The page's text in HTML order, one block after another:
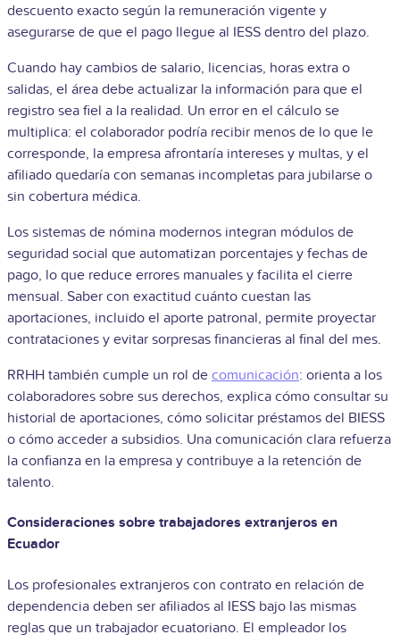
descuento exacto según la remuneración vigente y
asegurarse de que el pago llegue al IESS dentro del plazo.
Cuando hay cambios de salario, licencias, horas extra o
salidas, el área debe actualizar la información para que el
registro sea fiel a la realidad. Un error en el cálculo se
multiplica: el colaborador podría recibir menos de lo que le
corresponde, la empresa afrontaría intereses y multas, y el
afiliado quedaría con semanas incompletas para jubilarse o
sin cobertura médica.
Los sistemas de nómina modernos integran módulos de
seguridad social que automatizan porcentajes y fechas de
pago, lo que reduce errores manuales y facilita el cierre
mensual. Saber con exactitud cuánto cuestan las
aportaciones, incluido el aporte patronal, permite proyectar
contrataciones y evitar sorpresas financieras al final del mes.
RRHH también cumple un rol de comunicación: orienta a los
colaboradores sobre sus derechos, explica cómo consultar su
historial de aportaciones, cómo solicitar préstamos del BIESS
o cómo acceder a subsidios. Una comunicación clara refuerza
la confianza en la empresa y contribuye a la retención de
talento.
Consideraciones sobre trabajadores extranjeros en
Ecuador
Los profesionales extranjeros con contrato en relación de
dependencia deben ser afiliados al IESS bajo las mismas
reglas que un trabajador ecuatoriano. El empleador los